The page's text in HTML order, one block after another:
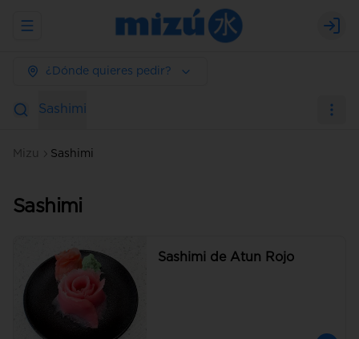
Abrir menu de navegación
¿Dónde quieres pedir?
Sashimi
Mizu Sashimi
Sashimi
Sashimi de Atun Rojo